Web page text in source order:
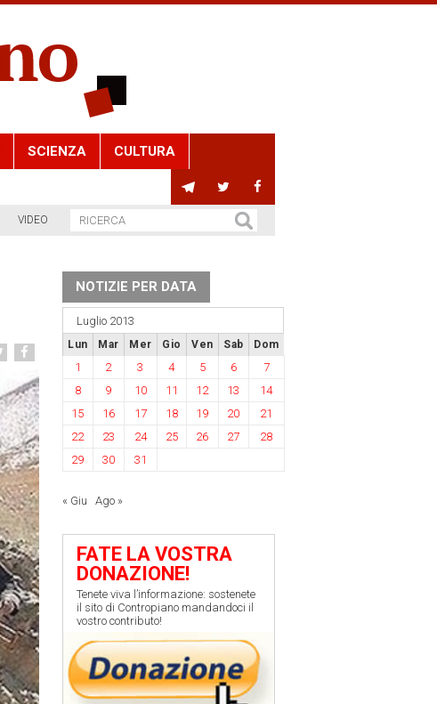
SCIENZA CULTURA
VIDEO
NOTIZIE PER DATA
Luglio 2013
Lun Mar Mer Gio Ven Sab Dom
1 2 3 4 5 6
7
8
9 10 11 12 13
14
15
16 17 18 19 20
21
22
23 24 25 26 27
28
29
30 31
« Giu Ago »
FATE LA VOSTRA
DONAZIONE!
Tenete viva l’informazione: sostenete
il sito di Contropiano mandandoci il
vostro contributo!